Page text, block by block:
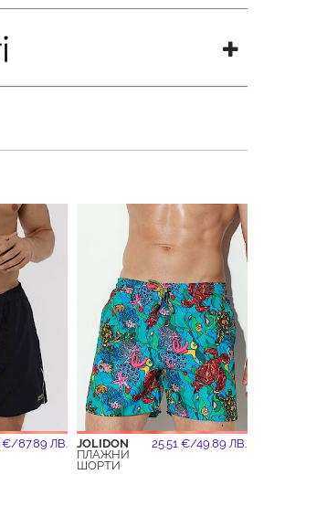
€/87.89 ЛВ.
JOLIDON
25.51 €/49.89 ЛВ.
ПЛАЖНИ
ШОРТИ